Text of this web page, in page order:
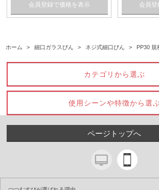
会員登録で価格を表示 会員
ホーム > 細口ガラスびん > ネジ式細口びん > PP30 規
カテゴリから選ぶ
使用シーンや特徴から選ぶ
ページトップへ